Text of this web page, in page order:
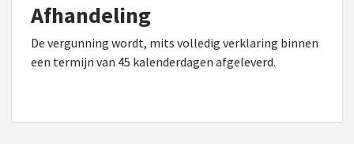
Afhandeling
De vergunning wordt, mits volledig verklaring binnen
een termijn van 45 kalenderdagen afgeleverd.